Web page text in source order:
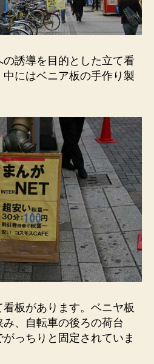
誘導を目的とした立て看
にはベニア板の手作り製
板があります。ベニヤ板
、自転車の後ろの荷台
っちりと固定されていま